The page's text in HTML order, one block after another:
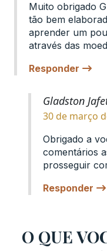
Muito obrigado
tão bem
aprender um
através das
Responder
Gladston
30 de março
Obrigado a
comentários
prosseguir
Responder
O QUE